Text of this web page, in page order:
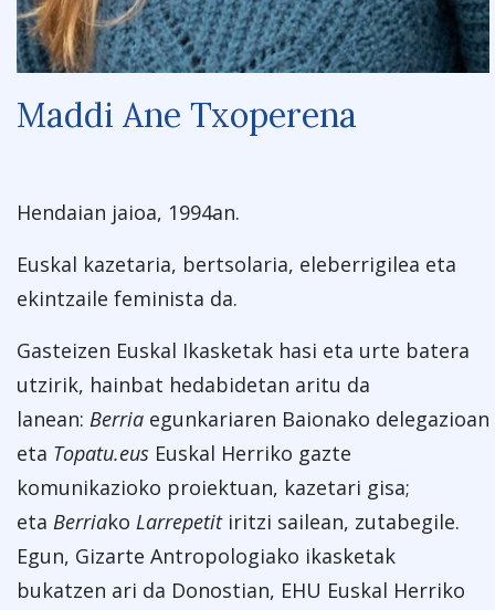
Maddi Ane Txoperena
Hendaian jaioa, 1994an.
Euskal kazetaria, bertsolaria, eleberrigilea eta
ekintzaile feminista da.
Gasteizen Euskal Ikasketak hasi eta urte batera
utzirik, hainbat hedabidetan aritu da
lanean: Berria egunkariaren Baionako delegazioan
eta Topatu.eus Euskal Herriko gazte
komunikazioko proiektuan, kazetari gisa;
eta Berriako Larrepetitiritzi sailean, zutabegile.
Egun, Gizarte Antropologiako ikasketak
bukatzen ari da Donostian, EHU Euskal Herriko